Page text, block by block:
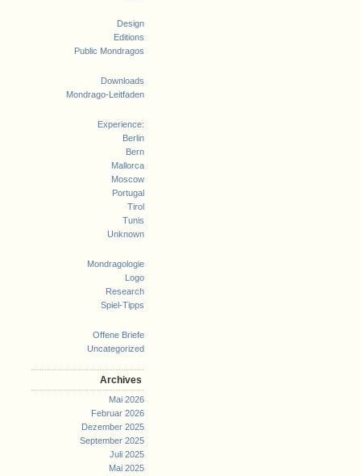
Design
Editions
Public Mondragos
Downloads
Mondrago-Leitfaden
Experience:
Berlin
Bern
Mallorca
Moscow
Portugal
Tirol
Tunis
Unknown
Mondragologie
Logo
Research
Spiel-Tipps
Offene Briefe
Uncategorized
Archives
Mai 2026
Februar 2026
Dezember 2025
September 2025
Juli 2025
Mai 2025